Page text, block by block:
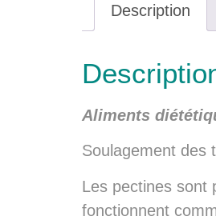
Description
Aliments
Soulagement des
Les pectines sont
fonctionnent